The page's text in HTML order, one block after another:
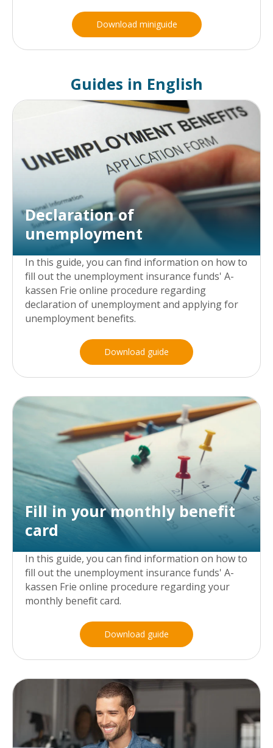
Download miniguide
Guides in English
Declaration of
unemployment
In this guide, you can find information on how to
fill out the unemployment insurance funds' A-
kassen Frie online procedure regarding
declaration of unemployment and applying for
unemployment benefits.
Download guide
Fill in your monthly benefit
card
In this guide, you can find information on how to
fill out the unemployment insurance funds' A-
kassen Frie online procedure regarding your
monthly benefit card.
Download guide